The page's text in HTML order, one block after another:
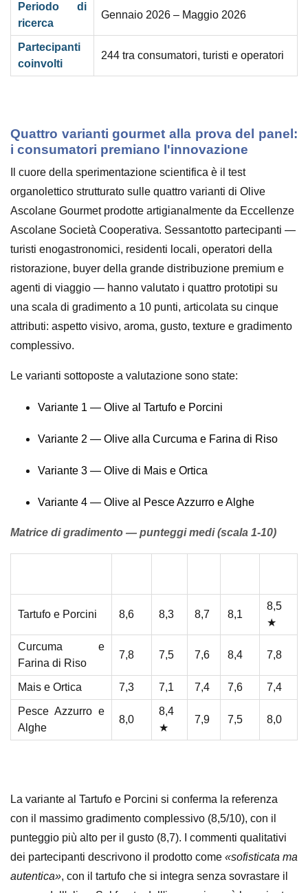
Periodo di
ricerca
Gennaio 2026 – Maggio 2026
Partecipanti
coinvolti
244 tra consumatori, turisti e operatori
Quattro varianti gourmet alla prova del panel:
i consumatori premiano l'innovazione
Il cuore della sperimentazione scientifica è il test
organolettico strutturato sulle quattro varianti di Olive
Ascolane Gourmet prodotte artigianalmente da Eccellenze
Ascolane Società Cooperativa. Sessantotto partecipanti —
turisti enogastronomici, residenti locali, operatori della
ristorazione, buyer della grande distribuzione premium e
agenti di viaggio — hanno valutato i quattro prototipi su
una scala di gradimento a 10 punti, articolata su cinque
attributi: aspetto visivo, aroma, gusto, texture e gradimento
complessivo.
Le varianti sottoposte a valutazione sono state:
Variante 1 — Olive al Tartufo e Porcini
Variante 2 — Olive alla Curcuma e Farina di Riso
Variante 3 — Olive di Mais e Ortica
Variante 4 — Olive al Pesce Azzurro e Alghe
Matrice di gradimento — punteggi medi (scala 1-10)
Tartufo e Porcini 8,6 8,3 8,7 8,1
8,5
★
Curcuma e
Farina di Riso
7,8 7,5 7,6 8,4 7,8
Mais e Ortica 7,3 7,1 7,4 7,6 7,4
Pesce Azzurro e
Alghe
8,0
8,4
★
7,9 7,5 8,0
La variante al Tartufo e Porcini si conferma la referenza
con il massimo gradimento complessivo (8,5/10), con il
punteggio più alto per il gusto (8,7). I commenti qualitativi
dei partecipanti descrivono il prodotto come «sofisticata ma
autentica», con il tartufo che si integra senza sovrastare il